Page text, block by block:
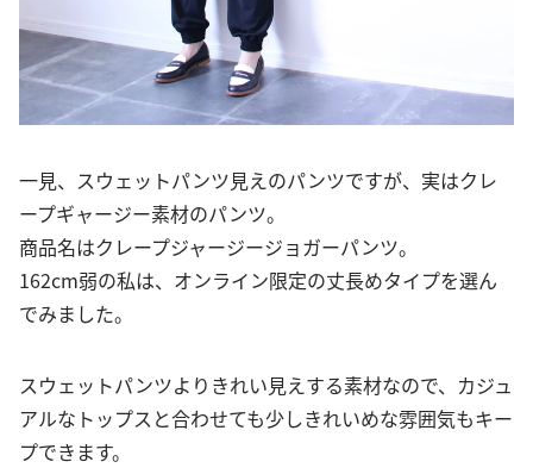
一見、スウェットパンツ見えのパンツですが、実はクレ
ープギャージー素材のパンツ。
商品名はクレープジャージージョガーパンツ。
162cm弱の私は、オンライン限定の丈長めタイプを選ん
でみました。
スウェットパンツよりきれい見えする素材なので、カジュ
アルなトップスと合わせても少しきれいめな雰囲気もキー
プできます。